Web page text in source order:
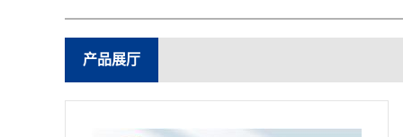
产品展厅